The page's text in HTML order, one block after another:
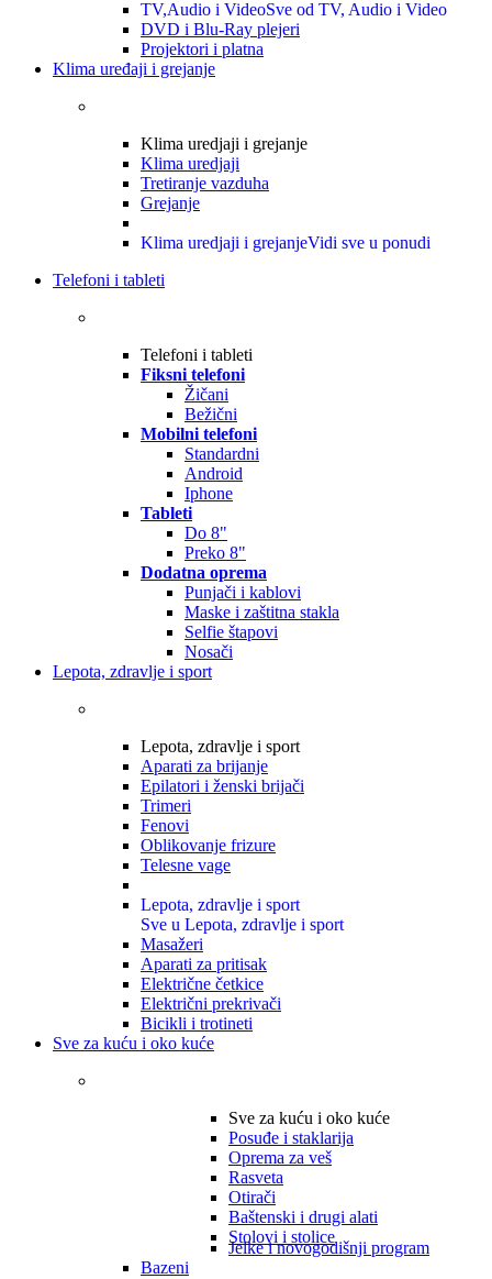
TV,Audio i VideoSve od TV, Audio i Video
DVD i Blu-Ray plejeri
Projektori i platna
Klima uređaji i grejanje
Klima uredjaji i grejanje
Klima uredjaji
Tretiranje vazduha
Grejanje
Klima uredjaji i grejanjeVidi sve u ponudi
Telefoni i tableti
Telefoni i tableti
Fiksni telefoni
Žičani
Bežični
Mobilni telefoni
Standardni
Android
Iphone
Tableti
Do 8"
Preko 8"
Dodatna oprema
Punjači i kablovi
Maske i zaštitna stakla
Selfie štapovi
Nosači
Lepota, zdravlje i sport
Lepota, zdravlje i sport
Aparati za brijanje
Epilatori i ženski brijači
Trimeri
Fenovi
Oblikovanje frizure
Telesne vage
Lepota, zdravlje i sport
Sve u Lepota, zdravlje i sport
Masažeri
Aparati za pritisak
Električne četkice
Električni prekrivači
Bicikli i trotineti
Sve za kuću i oko kuće
Sve za kuću i oko kuće
Posuđe i staklarija
Oprema za veš
Rasveta
Otirači
Baštenski i drugi alati
Stolovi i stolice
Jelke i novogodišnji program
Bazeni